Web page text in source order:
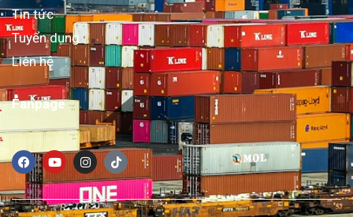
Tin tức
Tuyển dụng
Liên hệ
Fanpage